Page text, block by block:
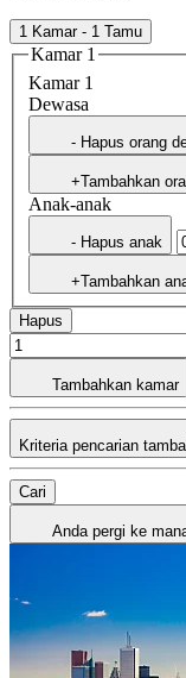
1 Kamar - 1 Tamu
Kamar 1
Kamar 1
Dewasa
- Hapus orang
+Tambahkan
Anak-anak
- Hapus anak
+Tambahkan
Hapus
Tambahkan kamar
Kriteria pencarian
Cari
Anda pergi ke